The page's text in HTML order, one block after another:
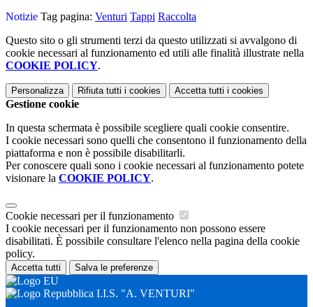
Notizie Tag pagina: Venturi Tappi Raccolta
Questo sito o gli strumenti terzi da questo utilizzati si avvalgono di
cookie necessari al funzionamento ed utili alle finalità illustrate nella
COOKIE POLICY.
Personalizza Rifiuta tutti i cookies Accetta tutti i cookies
Gestione cookie
In questa schermata è possibile scegliere quali cookie consentire.
I cookie necessari sono quelli che consentono il funzionamento della
piattaforma e non è possibile disabilitarli.
Per conoscere quali sono i cookie necessari al funzionamento potete
visionare la COOKIE POLICY.
Cookie necessari per il funzionamento
I cookie necessari per il funzionamento non possono essere
disabilitati. È possibile consultare l'elenco nella pagina della cookie
policy.
Accetta tutti Salva le preferenze
I.I.S. "A. VENTURI"